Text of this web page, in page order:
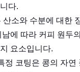
다.
산소와 수분에 대한
에 따라 커피 원두
요소입니다.
정 코팅은 콩의 자연